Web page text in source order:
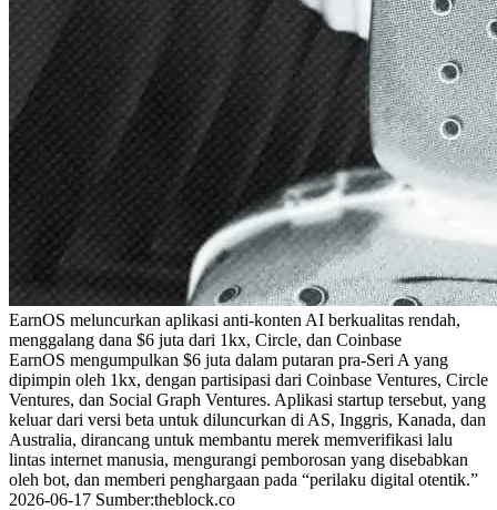
EarnOS meluncurkan aplikasi anti-konten AI berkualitas rendah,
menggalang dana $6 juta dari 1kx, Circle, dan Coinbase
EarnOS mengumpulkan $6 juta dalam putaran pra-Seri A yang
dipimpin oleh 1kx, dengan partisipasi dari Coinbase Ventures, Circle
Ventures, dan Social Graph Ventures. Aplikasi startup tersebut, yang
keluar dari versi beta untuk diluncurkan di AS, Inggris, Kanada, dan
Australia, dirancang untuk membantu merek memverifikasi lalu
lintas internet manusia, mengurangi pemborosan yang disebabkan
oleh bot, dan memberi penghargaan pada “perilaku digital otentik.”
2026-06-17 Sumber:theblock.co